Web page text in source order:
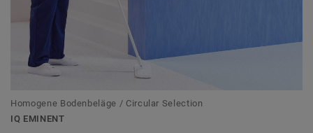
Homogene Bodenbeläge / Circular Selection
IQ EMINENT